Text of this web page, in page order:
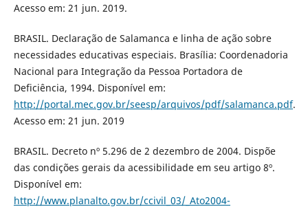
Acesso em: 21 jun. 2019.
BRASIL. Declaração de Salamanca e linha de ação sobre
necessidades educativas especiais. Brasília: Coordenadoria
Nacional para Integração da Pessoa Portadora de
Deficiência, 1994. Disponível em:
http://portal.mec.gov.br/seesp/arquivos/pdf/salamanca.pdf.
Acesso em: 21 jun. 2019
BRASIL. Decreto nº 5.296 de 2 dezembro de 2004. Dispõe
das condições gerais da acessibilidade em seu artigo 8º.
Disponível em:
http://www.planalto.gov.br/ccivil_03/_Ato2004-